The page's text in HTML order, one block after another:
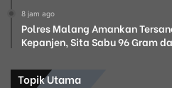
8 jam ago
Polres Malang Amankan
Kepanjen, Sita Sabu 96 Gram
Topik Utama